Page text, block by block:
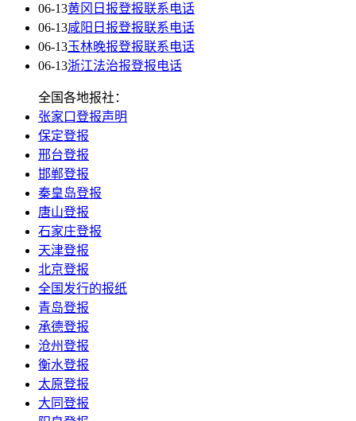
06-13黄冈日报登报联系电话
06-13咸阳日报登报联系电话
06-13玉林晚报登报联系电话
06-13浙江法治报登报电话
全国各地报社：
张家口登报声明
保定登报
邢台登报
邯郸登报
秦皇岛登报
唐山登报
石家庄登报
天津登报
北京登报
全国发行的报纸
青岛登报
承德登报
沧州登报
衡水登报
太原登报
大同登报